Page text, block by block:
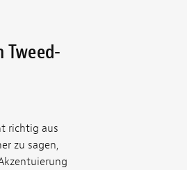
richtig aus
zu sagen,